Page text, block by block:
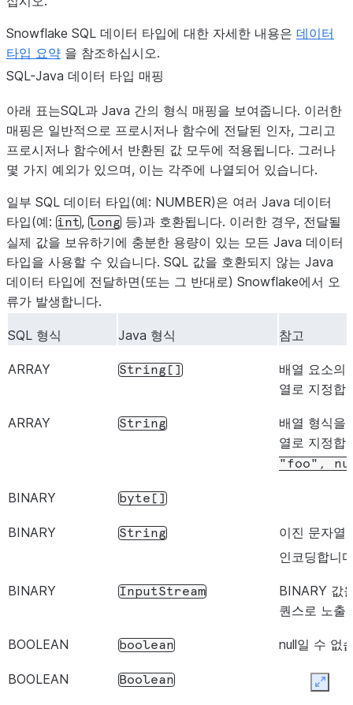
Snowflake SQL 데이터 타입에 대한 자세한 내용은 데이터
타입 요약 을 참조하십시오.
SQL-Java 데이터 타입 매핑
아래 표는SQL과 Java 간의 형식 매핑을 보여줍니다. 이러한
매핑은 일반적으로 프로시저나 함수에 전달된 인자, 그리고
프로시저나 함수에서 반환된 값 모두에 적용됩니다. 그러나
몇 가지 예외가 있으며, 이는 각주에 나열되어 있습니다.
일부 SQL 데이터 타입(예: NUMBER)은 여러 Java 데이터
타입(예: int, long 등)과 호환됩니다. 이러한 경우, 전달될
실제 값을 보유하기에 충분한 용량이 있는 모든 Java 데이터
타입을 사용할 수 있습니다. SQL 값을 호환되지 않는 Java
데이터 타입에 전달하면(또는 그 반대로) Snowflake에서 오
류가 발생합니다.
SQL 형식 Java 형식 참고
ARRAY String[]
배열 요소의
열로 지정합
ARRAY String
배열 형식을
열로 지정합
"foo",
BINARY byte[]
BINARY String
이진 문자열
인코딩합니
BINARY InputStream
BINARY 값
퀀스로 노출
BOOLEAN boolean null일 수 없
BOOLEAN Boolean